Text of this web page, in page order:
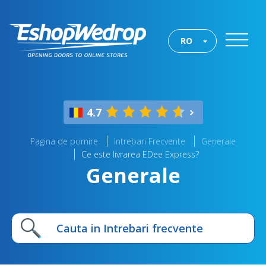
RO
4.7
Pagina de pornire Intrebari Frecvente
Generale
Ce este livrarea EDee Express?
Generale